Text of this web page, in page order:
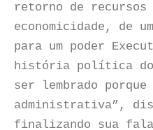
retorno de recursos
economicidade, de
para um poder
história política
ser lembrado porque
administrativa”,
finalizando sua